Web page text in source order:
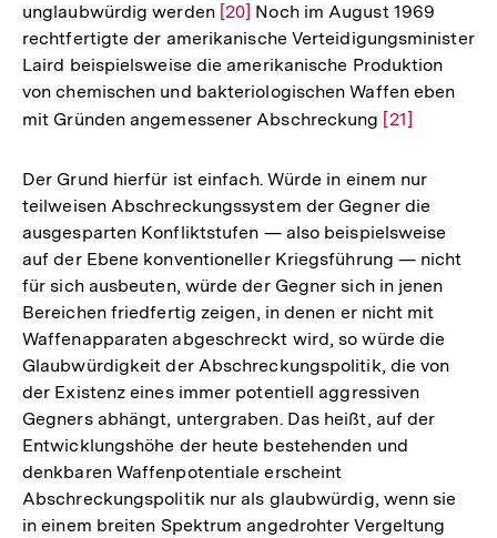
unglaubwürdig werden Zur
Auflösung
der
Fußnote
[20] Noch im August 1969
rechtfertigte der amerikanische Verteidigungsminister
Laird beispielsweise die amerikanische Produktion
von chemischen und bakteriologischen Waffen eben
mit Gründen angemessener Abschreckung Zur
der
Fußnote
[21]
Der Grund hierfür ist einfach. Würde in einem nur
teilweisen Abschreckungssystem der Gegner die
ausgesparten Konfliktstufen — also beispielsweise
auf der Ebene konventioneller Kriegsführung — nicht
für sich ausbeuten, würde der Gegner sich in jenen
Bereichen friedfertig zeigen, in denen er nicht mit
Waffenapparaten abgeschreckt wird, so würde die
Glaubwürdigkeit der Abschreckungspolitik, die von
der Existenz eines immer potentiell aggressiven
Gegners abhängt, untergraben. Das heißt, auf der
Entwicklungshöhe der heute bestehenden und
denkbaren Waffenpotentiale erscheint
Abschreckungspolitik nur als glaubwürdig, wenn sie
in einem breiten Spektrum angedrohter Vergeltung